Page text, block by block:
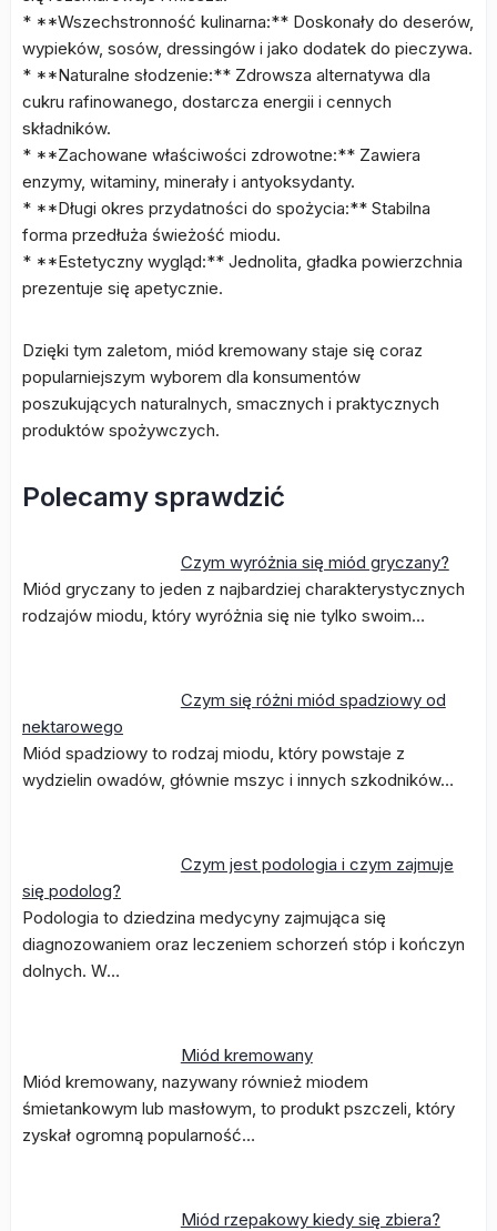
* **Wszechstronność kulinarna:** Doskonały do deserów,
wypieków, sosów, dressingów i jako dodatek do pieczywa.
* **Naturalne słodzenie:** Zdrowsza alternatywa dla
cukru rafinowanego, dostarcza energii i cennych
składników.
* **Zachowane właściwości zdrowotne:** Zawiera
enzymy, witaminy, minerały i antyoksydanty.
* **Długi okres przydatności do spożycia:** Stabilna
forma przedłuża świeżość miodu.
* **Estetyczny wygląd:** Jednolita, gładka powierzchnia
prezentuje się apetycznie.
Dzięki tym zaletom, miód kremowany staje się coraz
popularniejszym wyborem dla konsumentów
poszukujących naturalnych, smacznych i praktycznych
produktów spożywczych.
Polecamy sprawdzić
Czym wyróżnia się miód gryczany?
Miód gryczany to jeden z najbardziej charakterystycznych
rodzajów miodu, który wyróżnia się nie tylko swoim…
Czym się różni miód spadziowy od
nektarowego
Miód spadziowy to rodzaj miodu, który powstaje z
wydzielin owadów, głównie mszyc i innych szkodników…
Czym jest podologia i czym zajmuje
się podolog?
Podologia to dziedzina medycyny zajmująca się
diagnozowaniem oraz leczeniem schorzeń stóp i kończyn
dolnych. W…
Miód kremowany
Miód kremowany, nazywany również miodem
śmietankowym lub masłowym, to produkt pszczeli, który
zyskał ogromną popularność…
Miód rzepakowy kiedy się zbiera?